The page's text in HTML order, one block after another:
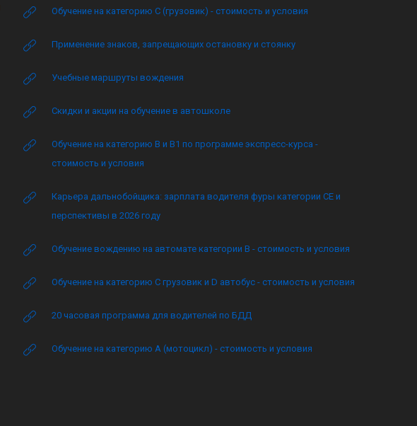
Обучение на категорию C (грузовик) - стоимость и условия
Применение знаков, запрещающих остановку и стоянку
Учебные маршруты вождения
Скидки и акции на обучение в автошколе
Обучение на категорию B и B1 по программе экспресс-курса -
стоимость и условия
Карьера дальнобойщика: зарплата водителя фуры категории CE и
перспективы в 2026 году
Обучение вождению на автомате категории B - стоимость и условия
Обучение на категорию C грузовик и D автобус - стоимость и условия
20 часовая программа для водителей по БДД
Обучение на категорию А (мотоцикл) - стоимость и условия